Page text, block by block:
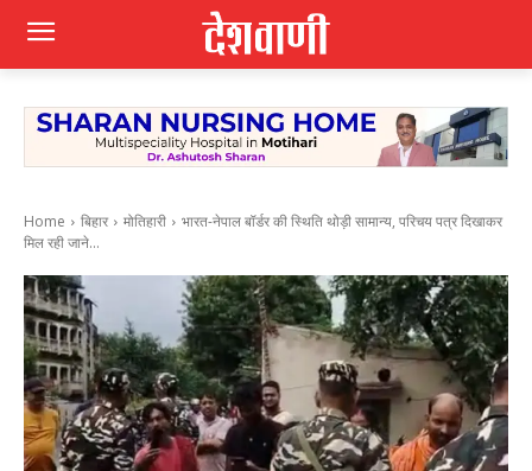
Home बिहार मोतिहारी
भारत-नेपाल बॉर्डर की स्थिति थोड़ी सामान्य, परिचय पत्र दिखाकर
मिल रही जाने...